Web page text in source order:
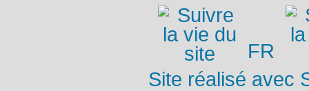
FR
Site réalisé avec